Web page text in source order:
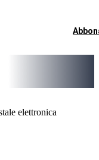
elettronica